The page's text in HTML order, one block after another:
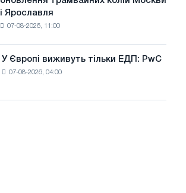
і Ярославля
07-08-2026, 11:00
У Європі виживуть тільки ЕДП: PwC
07-08-2026, 04:00